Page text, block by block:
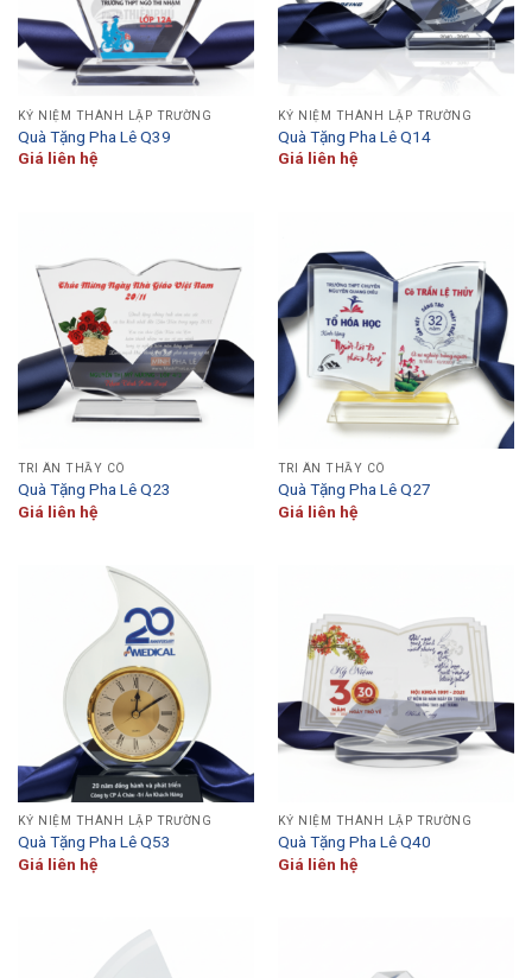
KỶ NIỆM THÀNH LẬP TRƯỜNG
Quà Tặng Pha Lê Q39
Giá liên hệ
KỶ NIỆM THÀNH LẬP TRƯỜNG
Quà Tặng Pha Lê Q14
Giá liên hệ
TRI ÂN THẦY CÔ
Quà Tặng Pha Lê Q23
Giá liên hệ
TRI ÂN THẦY CÔ
Quà Tặng Pha Lê Q27
Giá liên hệ
KỶ NIỆM THÀNH LẬP TRƯỜNG
Quà Tặng Pha Lê Q53
Giá liên hệ
KỶ NIỆM THÀNH LẬP TRƯỜNG
Quà Tặng Pha Lê Q40
Giá liên hệ